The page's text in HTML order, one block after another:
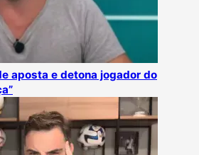
aposta e detona jogador do